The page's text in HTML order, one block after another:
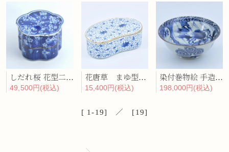
しだれ桜 花型二段重
49,500円(税込)
花唐草 まゆ型陶箱
15,400円(税込)
染付巻物絵 手造り大鉢
198,000円(税込)
[ 1-19] ／ [19]